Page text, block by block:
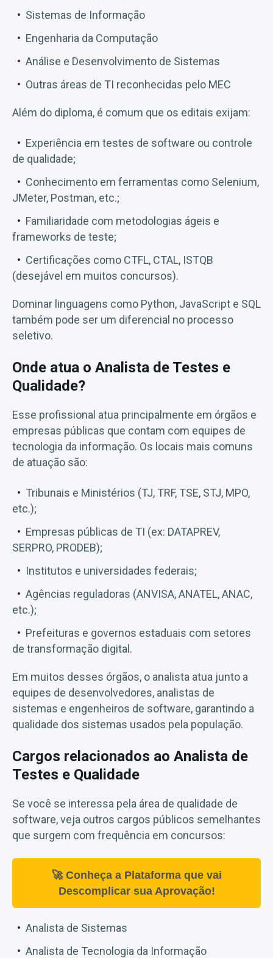
Sistemas de Informação
Engenharia da Computação
Análise e Desenvolvimento de Sistemas
Outras áreas de TI reconhecidas pelo MEC
Além do diploma, é comum que os editais exijam:
Experiência em testes de software ou controle
de qualidade;
Conhecimento em ferramentas como Selenium,
JMeter, Postman, etc.;
Familiaridade com metodologias ágeis e
frameworks de teste;
Certificações como CTFL, CTAL, ISTQB
(desejável em muitos concursos).
Dominar linguagens como Python, JavaScript e SQL
também pode ser um diferencial no processo
seletivo.
Onde atua o Analista de Testes e
Qualidade?
Esse profissional atua principalmente em órgãos e
empresas públicas que contam com equipes de
tecnologia da informação. Os locais mais comuns
de atuação são:
Tribunais e Ministérios (TJ, TRF, TSE, STJ, MPO,
etc.);
Empresas públicas de TI (ex: DATAPREV,
SERPRO, PRODEB);
Institutos e universidades federais;
Agências reguladoras (ANVISA, ANATEL, ANAC,
etc.);
Prefeituras e governos estaduais com setores
de transformação digital.
Em muitos desses órgãos, o analista atua junto a
equipes de desenvolvedores, analistas de
sistemas e engenheiros de software, garantindo a
qualidade dos sistemas usados pela população.
Cargos relacionados ao Analista de
Testes e Qualidade
Se você se interessa pela área de qualidade de
software, veja outros cargos públicos semelhantes
que surgem com frequência em concursos:
🚀 Conheça a Plataforma que vai
Descomplicar sua Aprovação!
Analista de Sistemas
Analista de Tecnologia da Informação